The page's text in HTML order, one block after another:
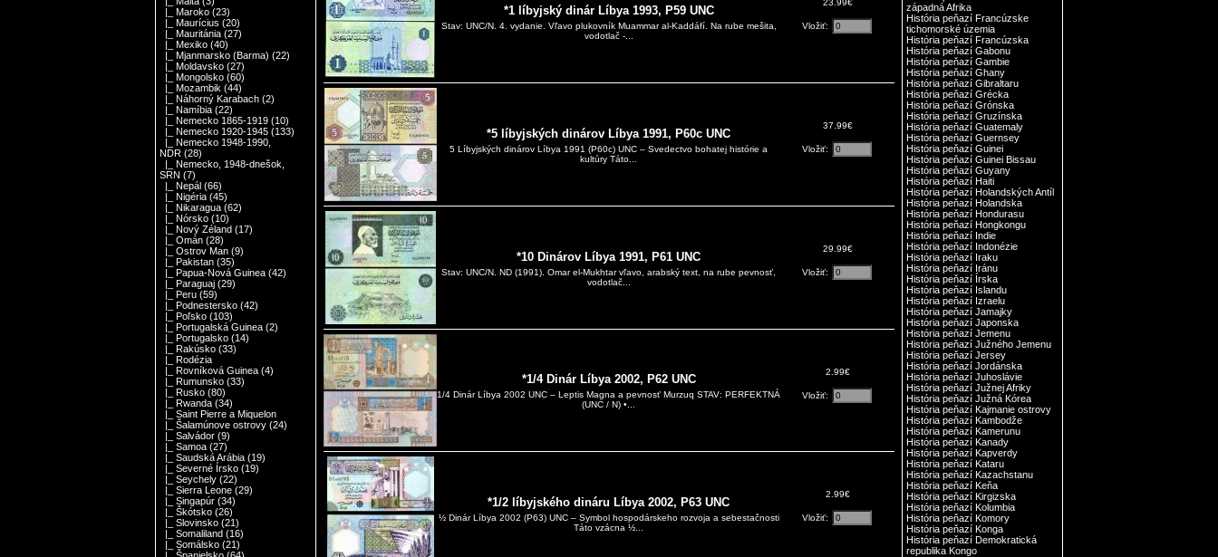
|_ Maroko (23)
|_ Maurícius (20)
|_ Mauritánia (27)
|_ Mexiko (40)
|_ Mjanmarsko (Barma) (22)
|_ Moldavsko (27)
|_ Mongolsko (60)
|_ Mozambik (44)
|_ Náhorný Karabach (2)
|_ Namíbia (22)
|_ Nemecko 1865-1919 (10)
|_ Nemecko 1920-1945 (133)
|_ Nemecko 1948-1990,
NDR (28)
|_ Nemecko, 1948-dnešok,
SRN (7)
|_ Nepál (66)
|_ Nigéria (45)
|_ Nikaragua (62)
|_ Nórsko (10)
|_ Nový Zéland (17)
|_ Omán (28)
|_ Ostrov Man (9)
|_ Pakistan (35)
|_ Papua-Nová Guinea (42)
|_ Paraguaj (29)
|_ Peru (59)
|_ Podnestersko (42)
|_ Poľsko (103)
|_ Portugalská Guinea (2)
|_ Portugalsko (14)
|_ Rakúsko (33)
|_ Rodézia
|_ Rovníková Guinea (4)
|_ Rumunsko (33)
|_ Rusko (80)
|_ Rwanda (34)
|_ Saint Pierre a Miquelon
|_ Šalamúnove ostrovy (24)
|_ Salvádor (9)
|_ Samoa (27)
|_ Saudská Arábia (19)
|_ Severné Írsko (19)
|_ Seychely (22)
|_ Sierra Leone (29)
|_ Singapúr (34)
|_ Škótsko (26)
|_ Slovinsko (21)
|_ Somaliland (16)
|_ Somálsko (21)
*1 líbyjský dinár Líbya 1993, P59 UNC
Stav: UNC/N. 4. vydanie. Vľavo plukovník Muammar al-Kaddáfí. Na rube mešita,
vodotlač -...
Vložiť:
*5 líbyjských dinárov Líbya 1991, P60c UNC
5 Líbyjských dinárov Líbya 1991 (P60c) UNC – Svedectvo bohatej histórie a
kultúry Táto...
37.99€
Vložiť:
*10 Dinárov Líbya 1991, P61 UNC
Stav: UNC/N. ND (1991). Omar el-Mukhtar vľavo, arabský text, na rube pevnosť,
vodotlač...
29.99€
Vložiť:
*1/4 Dinár Líbya 2002, P62 UNC
1/4 Dinár Líbya 2002 UNC – Leptis Magna a pevnosť Murzuq STAV: PERFEKTNÁ
(UNC / N) •...
2.99€
Vložiť:
*1/2 líbyjského dináru Líbya 2002, P63 UNC
½ Dinár Líbya 2002 (P63) UNC – Symbol hospodárskeho rozvoja a sebestačnosti
Táto vzácna ½...
2.99€
Vložiť:
západná Afrika
História peňazí Francúzske
tichomorské územia
História peňazí Francúzska
História peňazí Gabonu
História peňazí Gambie
História peňazí Ghany
História peňazí Gibraltaru
História peňazí Grécka
História peňazí Grónska
História peňazí Gruzínska
História peňazí Guatemaly
História peňazí Guernsey
História peňazí Guinei
História peňazí Guinei Bissau
História peňazí Guyany
História peňazí Haiti
História peňazí Holandských Antíl
História peňazí Holandska
História peňazí Hondurasu
História peňazí Hongkongu
História peňazí Indie
História peňazí Indonézie
História peňazí Iraku
História peňazí Iránu
História peňazí Írska
História peňazí Islandu
História peňazí Izraelu
História peňazí Jamajky
História peňazí Japonska
História peňazí Jemenu
História peňazí Južného Jemenu
História peňazí Jersey
História peňazí Jordánska
História peňazí Juhoslávie
História peňazí Južnej Afriky
História peňazí Južná Kórea
História peňazí Kajmanie ostrovy
História peňazí Kambodže
História peňazí Kamerunu
História peňazí Kanady
História peňazí Kapverdy
História peňazí Kataru
História peňazí Kazachstanu
História peňazí Keňa
História peňazí Kirgizska
História peňazí Kolumbia
História peňazí Komory
História peňazí Konga
História peňazí Demokratická
republika Kongo